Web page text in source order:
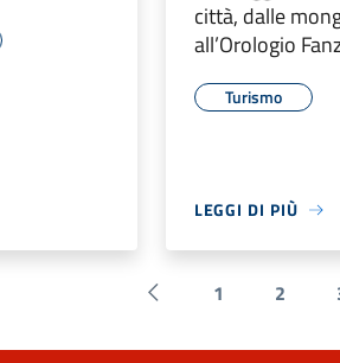
città, dalle
all’Orologio
Turismo
LEGGI DI PIÙ
Pagina precedente
1 2